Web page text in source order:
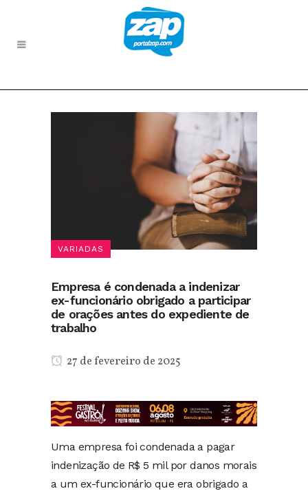
VARIADAS
Empresa é condenada a indenizar
ex-funcionário obrigado a participar
de orações antes do expediente de
trabalho
27 de fevereiro de 2025
Uma empresa foi condenada a pagar
indenização de R$ 5 mil por danos morais
a um ex-funcionário que era obrigado a